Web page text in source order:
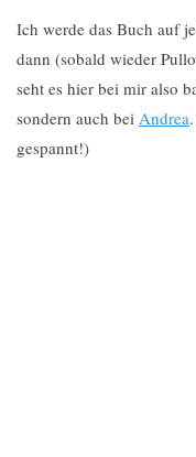
Ich werde das Buch auf
dann (sobald wieder
seht es hier bei mir also
sondern auch bei Andrea
gespannt!)